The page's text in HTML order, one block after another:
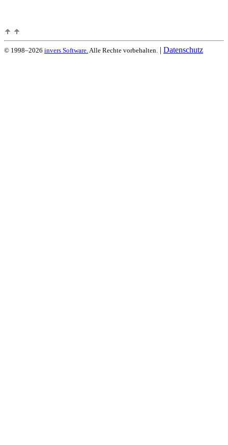
© 1998–2026 invers Software. Alle Rechte vorbehalten. | Datenschutz